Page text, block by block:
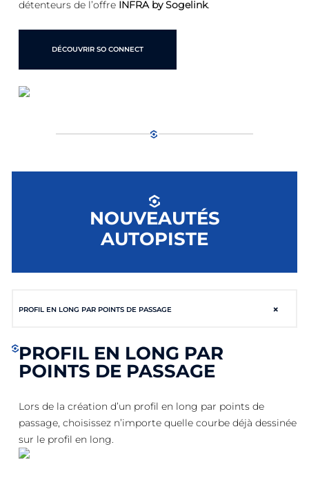
détenteurs de l’offre INFRA by Sogelink.
DÉCOUVRIR SO CONNECT
NOUVEAUTÉS
AUTOPISTE
×
PROFIL EN LONG PAR POINTS DE PASSAGE
PROFIL EN LONG PAR
POINTS DE PASSAGE
Lors de la création d’un profil en long par points de
passage, choisissez n’importe quelle courbe déjà dessinée
sur le profil en long.